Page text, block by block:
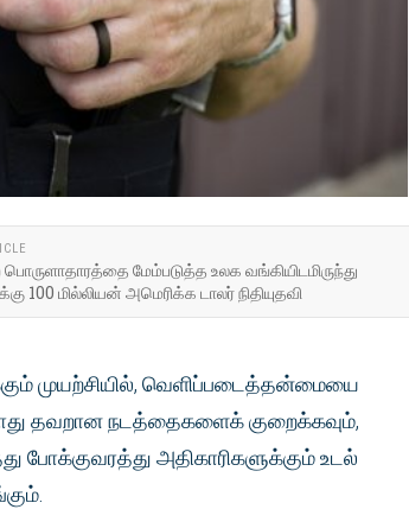
பொருளாதாரத்தை மேம்படுத்த உலக வங்கியிடமிருந்து
100 மில்லியன் அமெரிக்க டாலர் நிதியுதவி
முயற்சியில், வெளிப்படைத்தன்மையை
தவறான நடத்தைகளைக் குறைக்கவும்,
அதிகாரிகளுக்கும் உடல்